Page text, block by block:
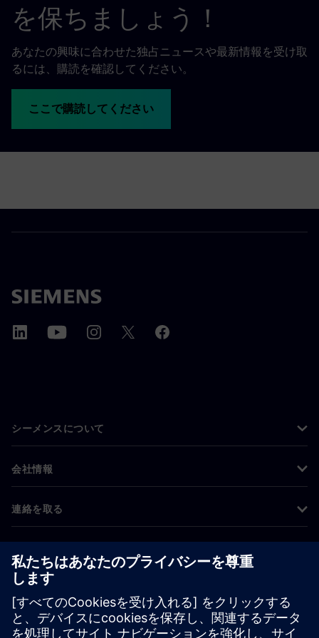
を保ちましょう！
あなたの興味に合わせた独占ニュースや最新情報を受け取
るには、購読を確認してください。
ここで購読してください
シーメンスについて
会社情報
連絡を取る
©Siemens2026